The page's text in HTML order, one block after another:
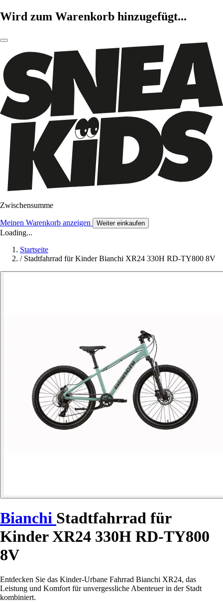
Wird zum Warenkorb hinzugefügt...
Zwischensumme
Meinen Warenkorb anzeigen Weiter einkaufen
Loading...
Startseite
/ Stadtfahrrad für Kinder Bianchi XR24 330H RD-TY800 8V
Bianchi Stadtfahrrad für
Kinder XR24 330H RD-TY800
8V
Entdecken Sie das Kinder-Urbane Fahrrad Bianchi XR24, das
Leistung und Komfort für unvergessliche Abenteuer in der Stadt
kombiniert.